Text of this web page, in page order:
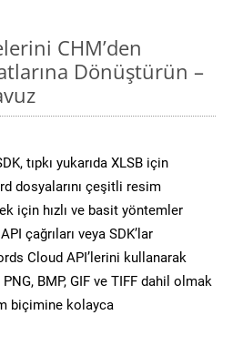
CHM’den
Dönüştürün –
tıpkı yukarıda XLSB için
dosyalarını çeşitli resim
için hızlı ve basit yöntemler
çağrıları veya SDK’lar
Cloud API’lerini kullanarak
BMP, GIF ve TIFF dahil olmak
biçimine kolayca